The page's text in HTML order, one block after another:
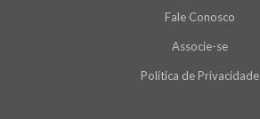
Fale Conosco
Associe-se
Política de Privacidade